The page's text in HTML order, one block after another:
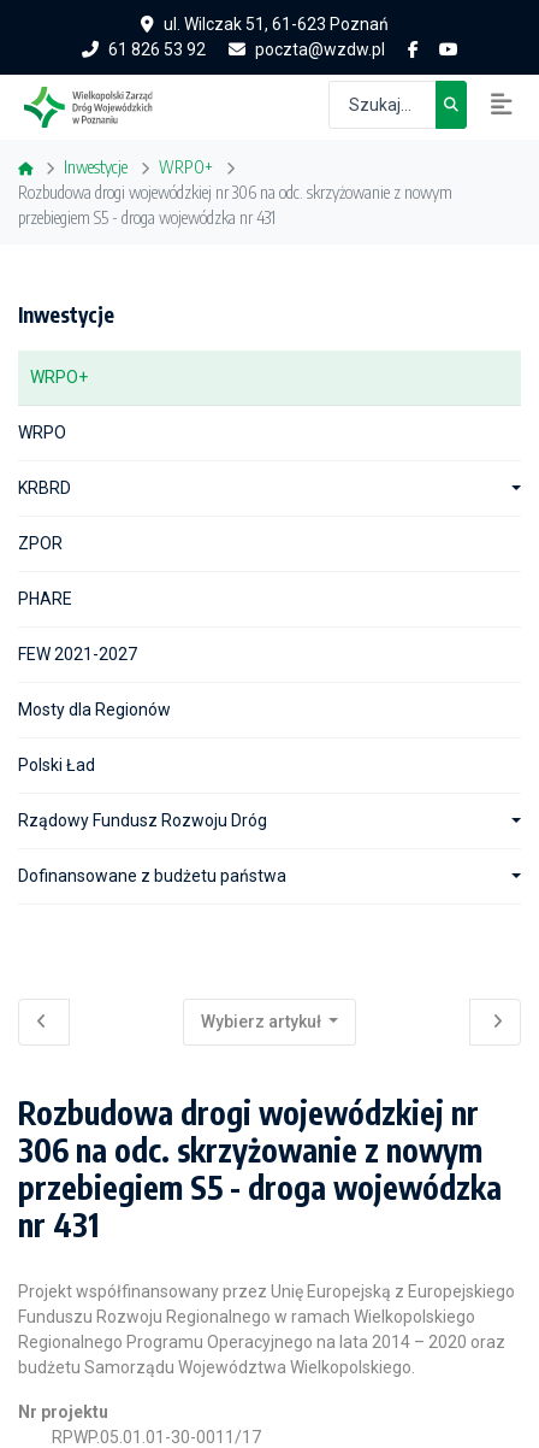
ul. Wilczak 51, 61-623 Poznań
61 826 53 92
poczta@wzdw.pl
Inwestycje
WRPO+
Rozbudowa drogi wojewódzkiej nr 306 na odc. skrzyżowanie z nowym
przebiegiem S5 - droga wojewódzka nr 431
Inwestycje
WRPO+
WRPO
KRBRD
ZPOR
PHARE
FEW 2021-2027
Mosty dla Regionów
Polski Ład
Rządowy Fundusz Rozwoju Dróg
Dofinansowane z budżetu państwa
Wybierz artykuł
Rozbudowa drogi wojewódzkiej nr
306 na odc. skrzyżowanie z nowym
przebiegiem S5 - droga wojewódzka
nr 431
Projekt współfinansowany przez Unię Europejską z Europejskiego
Funduszu Rozwoju Regionalnego w ramach Wielkopolskiego
Regionalnego Programu Operacyjnego na lata 2014 – 2020 oraz
budżetu Samorządu Województwa Wielkopolskiego.
Nr projektu
RPWP.05.01.01-30-0011/17